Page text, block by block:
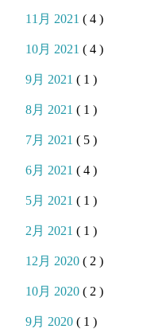
11月 2021( 4 )
10月 2021( 4 )
9月 2021( 1 )
8月 2021( 1 )
7月 2021( 5 )
6月 2021( 4 )
5月 2021( 1 )
2月 2021( 1 )
12月 2020( 2 )
10月 2020( 2 )
9月 2020( 1 )